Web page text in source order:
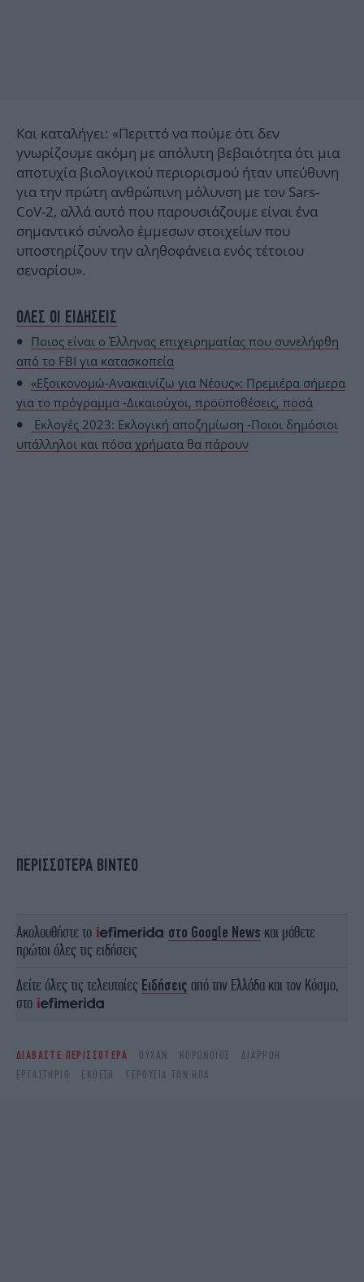
Και καταλήγει: «Περιττό να πούμε ότι δεν
γνωρίζουμε ακόμη με απόλυτη βεβαιότητα ότι μια
αποτυχία βιολογικού περιορισμού ήταν υπεύθυνη
για την πρώτη ανθρώπινη μόλυνση με τον Sars-
CoV-2, αλλά αυτό που παρουσιάζουμε είναι ένα
σημαντικό σύνολο έμμεσων στοιχείων που
υποστηρίζουν την αληθοφάνεια ενός τέτοιου
σεναρίου».
ΟΛΕΣ ΟΙ ΕΙΔΗΣΕΙΣ
Ποιος είναι ο Έλληνας επιχειρηματίας που συνελήφθη
από το FBI για κατασκοπεία
«Εξοικονομώ-Ανακαινίζω για Νέους»: Πρεμιέρα σήμερα
για το πρόγραμμα -Δικαιούχοι, προϋποθέσεις, ποσά
Εκλογές 2023: Εκλογική αποζημίωση -Ποιοι δημόσιοι
υπάλληλοι και πόσα χρήματα θα πάρουν
ΠΕΡΙΣΣΟΤΕΡΑ ΒΙΝΤΕΟ
Ακολουθήστε το στο Google News και μάθετε
πρώτοι όλες τις ειδήσεις
Δείτε όλες τις τελευταίες Ειδήσεις από την Ελλάδα και τον Κόσμο,
στο
ΔΙΑΒΑΣΤΕ ΠΕΡΙΣΣΟΤΕΡΑ ΟΥΧΆΝ ΚΟΡΩΝΟΪΌΣ
ΔΙΑΡΡΟΉ
ΕΡΓΑΣΤΉΡΙΟ
ΈΚΘΕΣΗ ΓΕΡΟΥΣΊΑ ΤΩΝ ΗΠΑ